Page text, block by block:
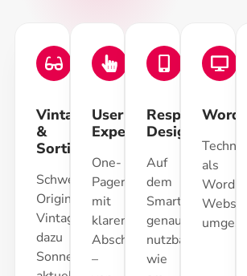
Vintage
&
Sortiment
Schwerpunkt
Original-
Vintage,
dazu
Sonnen-,
User
Experience
One-
Pager
mit
klaren
Abschnitten
–
Responsive
Design
Auf
dem
Smartphone
genauso
nutzbar
wie
als
Website